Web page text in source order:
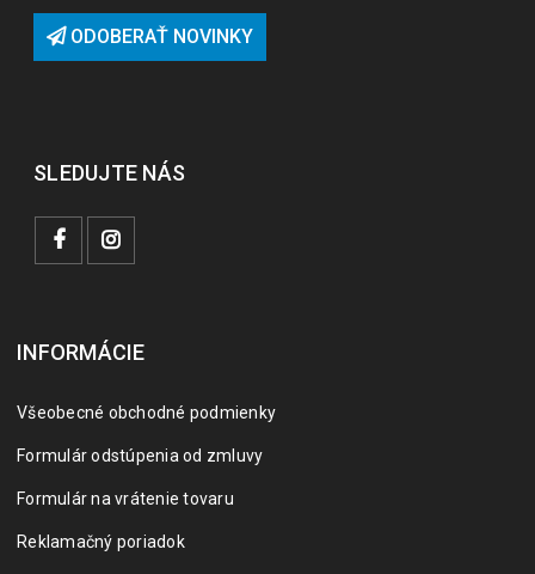
ODOBERAŤ NOVINKY
SLEDUJTE NÁS
INFORMÁCIE
Všeobecné obchodné podmienky
Formulár odstúpenia od zmluvy
Formulár na vrátenie tovaru
Reklamačný poriadok